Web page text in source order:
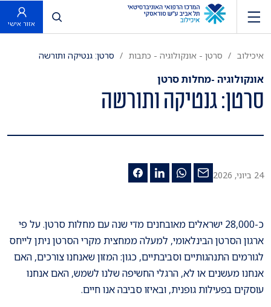
פתח חיפוש
אזור אישי
איכילוב סרטן - אונקולוגיה - כתבות סרטן: גנטיקה ותורשה
אונקולוגיה -מחלות סרטן
סרטן: גנטיקה ותורשה
24 ביוני, 2026
כ-28,000 ישראלים מאובחנים מדי שנה עם מחלות סרטן. על פי
ארגון הסרטן הבינלאומי, למעלה ממחצית מקרי הסרטן ניתן לייחס
לגורמים התנהגותיים וסביבתיים, כגון: המזון שאנחנו צורכים, האם
אנחנו מעשנים או לא, הרגלי החשיפה שלנו לשמש, האם אנחנו
עוסקים בפעילות גופנית, ובאיזו סביבה אנו חיים.